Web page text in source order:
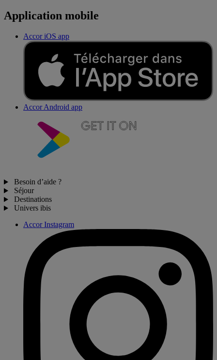
Application mobile
Accor iOS app
Accor Android app
Besoin d’aide ?
Séjour
Destinations
Univers ibis
Accor Instagram